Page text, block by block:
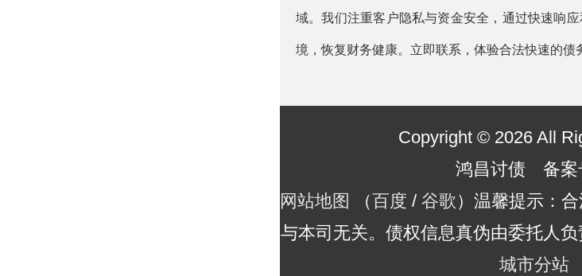
域。我们注重客户隐私与资金安全，通过快速响
境，恢复财务健康。立即联系，体验合法快速的债
Copyright © 2026 All
鸿昌讨债 备案
网站地图
（百度 / 谷歌）温馨提示：
与本司无关。债权信息真伪由委托人
城市分站